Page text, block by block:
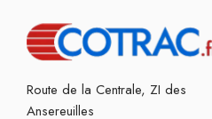
Route de la Centrale, ZI des
Ansereuilles